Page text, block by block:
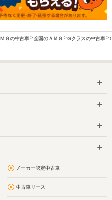
ＭＧの中古車 全国のＡＭＧ Gクラスの中古車
メーカー認定中古車
中古車リース